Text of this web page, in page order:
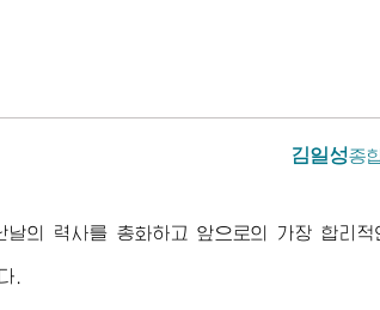
김일성종
의 력사를 총화하고 앞으로의 가장 합리
.